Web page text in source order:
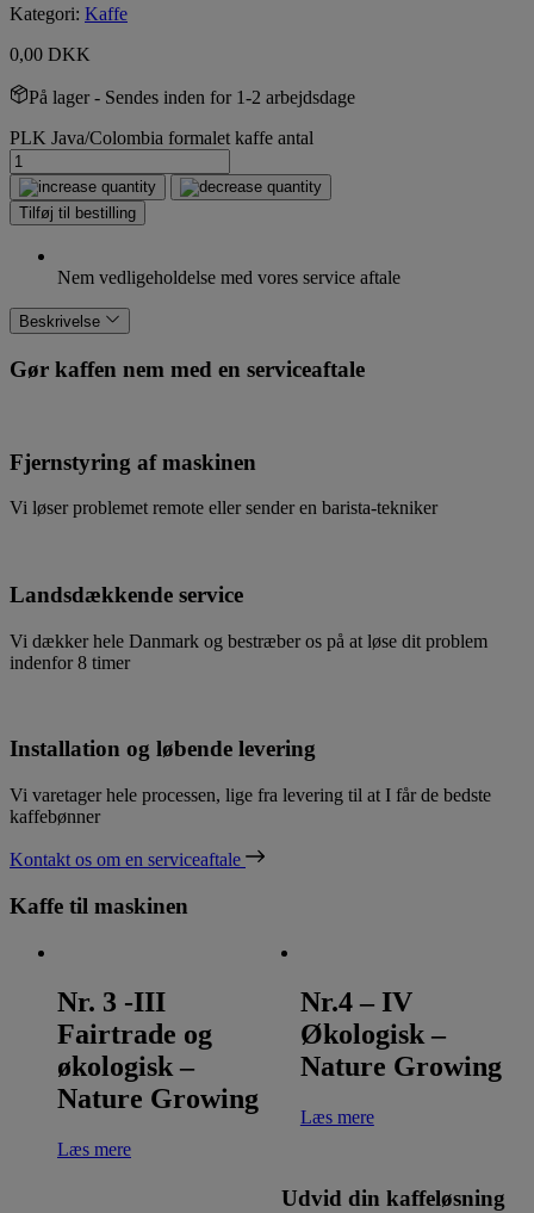
Kategori: Kaffe
0,00 DKK
På lager - Sendes inden for 1-2 arbejdsdage
PLK Java/Colombia formalet kaffe antal
Tilføj til bestilling
Nem vedligeholdelse med vores service aftale
Beskrivelse
Gør kaffen nem med en serviceaftale
Fjernstyring af maskinen
Vi løser problemet remote eller sender en barista-tekniker
Landsdækkende service
Vi dækker hele Danmark og bestræber os på at løse dit problem
indenfor 8 timer
Installation og løbende levering
Vi varetager hele processen, lige fra levering til at I får de bedste
kaffebønner
Kontakt os om en serviceaftale
Kaffe til maskinen
Nr. 3 -III
Fairtrade og
økologisk –
Nature Growing
Læs mere
Nr.4 – IV
Økologisk –
Nature Growing
Læs mere
Udvid din kaffeløsning